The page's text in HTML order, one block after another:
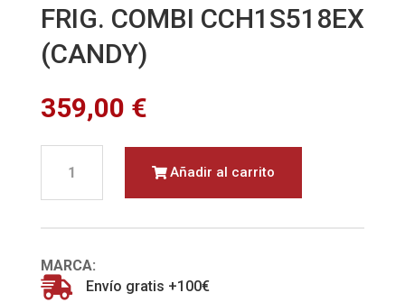
FRIG. COMBI CCH1S518EX
(CANDY)
359,00 €
COMBI
Añadir al carrito
MARCA:
 Envío gratis +100€